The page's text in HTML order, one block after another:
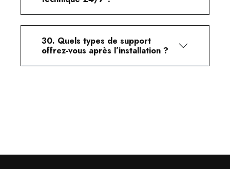
30. Quels types de support
offrez-vous après l’installation ?